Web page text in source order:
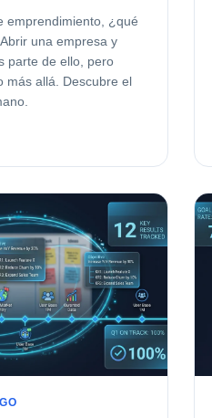
emprendimiento, ¿qué
una empresa y
parte de ello, pero
más allá. Descubre el